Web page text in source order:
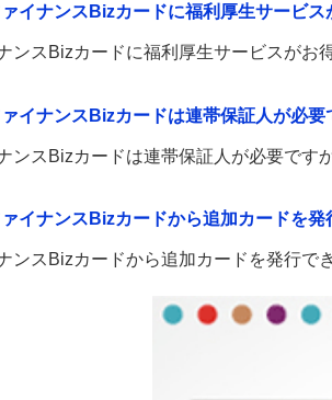
イナンスBizカードに福利厚生サービ
ンスBizカードに福利厚生サービスがお
イナンスBizカードは連帯保証人が必要
ンスBizカードは連帯保証人が必要です
イナンスBizカードから追加カードを発
ンスBizカードから追加カードを発行で